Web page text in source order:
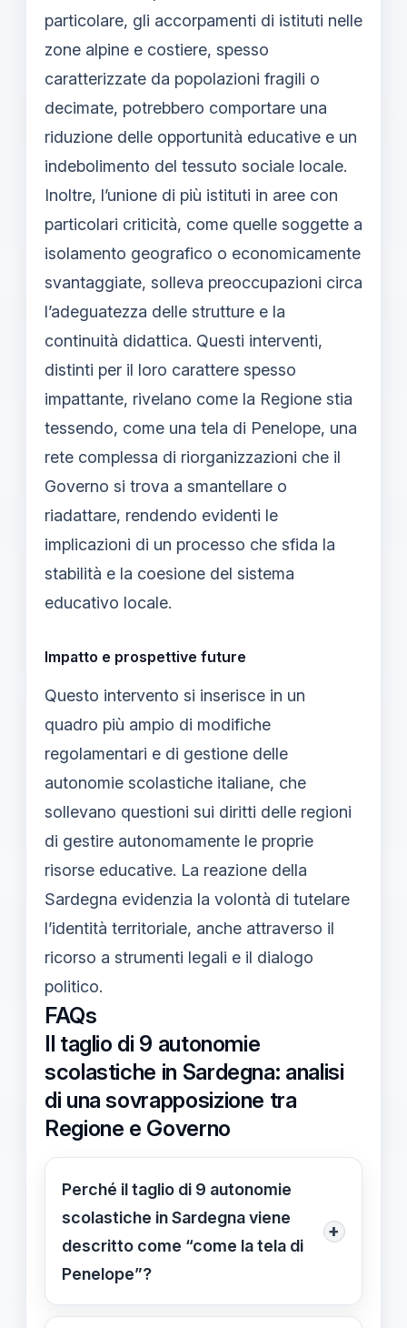
particolare, gli accorpamenti di istituti nelle
zone alpine e costiere, spesso
caratterizzate da popolazioni fragili o
decimate, potrebbero comportare una
riduzione delle opportunità educative e un
indebolimento del tessuto sociale locale.
Inoltre, l’unione di più istituti in aree con
particolari criticità, come quelle soggette a
isolamento geografico o economicamente
svantaggiate, solleva preoccupazioni circa
l’adeguatezza delle strutture e la
continuità didattica. Questi interventi,
distinti per il loro carattere spesso
impattante, rivelano come la Regione stia
tessendo, come una tela di Penelope, una
rete complessa di riorganizzazioni che il
Governo si trova a smantellare o
riadattare, rendendo evidenti le
implicazioni di un processo che sfida la
stabilità e la coesione del sistema
educativo locale.
Impatto e prospettive future
Questo intervento si inserisce in un
quadro più ampio di modifiche
regolamentari e di gestione delle
autonomie scolastiche italiane, che
sollevano questioni sui diritti delle regioni
di gestire autonomamente le proprie
risorse educative. La reazione della
Sardegna evidenzia la volontà di tutelare
l’identità territoriale, anche attraverso il
ricorso a strumenti legali e il dialogo
politico.
FAQs
Il taglio di 9 autonomie
scolastiche in Sardegna: analisi
di una sovrapposizione tra
Regione e Governo
Perché il taglio di 9 autonomie
scolastiche in Sardegna viene
descritto come “come la tela di
Penelope”?
+
L’espressione indica il processo